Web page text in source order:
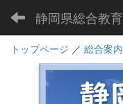
静岡県総合教
トップページ ／ 総合案内